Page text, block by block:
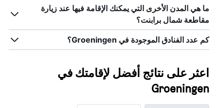
ما هي المدن الأخرى التي يمكنك الإقامة فيها عند زيارة
مقاطعة شمال برابنت؟
كم عدد الفنادق الموجودة في Groeningen؟
اعثر على نتائج أفضل لإقامتك في
Groeningen